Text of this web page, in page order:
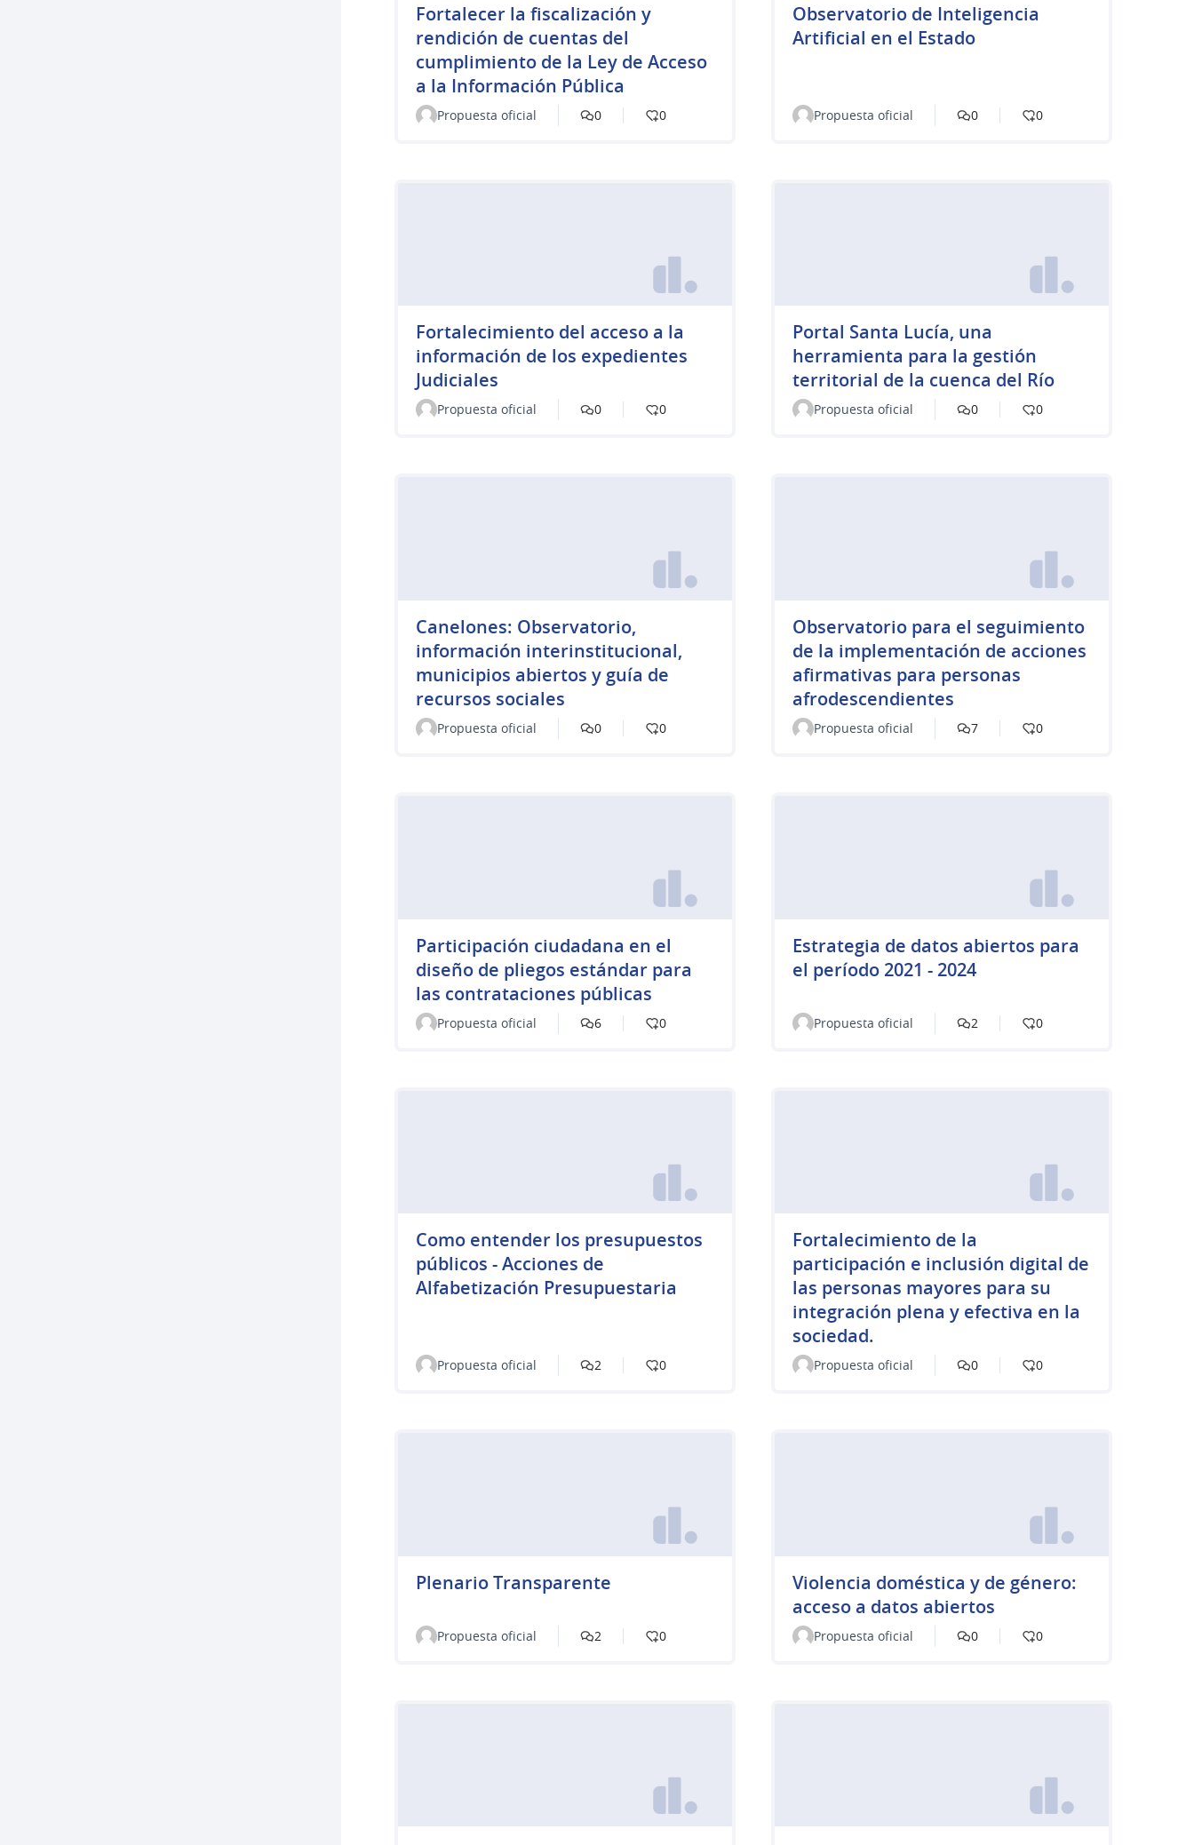
Fortalecer la fiscalización y
rendición de cuentas del
cumplimiento de la Ley de Acceso
a la Información Pública
Propuesta oficial 0 0
Observatorio de Inteligencia
Artificial en el Estado
Propuesta oficial 0 0
Fortalecimiento del acceso a la
información de los expedientes
Judiciales
Propuesta oficial 0 0
Portal Santa Lucía, una
herramienta para la gestión
territorial de la cuenca del Río
Propuesta oficial 0 0
Canelones: Observatorio,
información interinstitucional,
municipios abiertos y guía de
recursos sociales
Propuesta oficial 0 0
Observatorio para el seguimiento
de la implementación de acciones
afirmativas para personas
afrodescendientes
Propuesta oficial 7 0
Participación ciudadana en el
diseño de pliegos estándar para
las contrataciones públicas
Propuesta oficial 6 0
Estrategia de datos abiertos para
el período 2021 - 2024
Propuesta oficial 2 0
Como entender los presupuestos
públicos - Acciones de
Alfabetización Presupuestaria
Propuesta oficial 2 0
Fortalecimiento de la
participación e inclusión digital de
las personas mayores para su
integración plena y efectiva en la
sociedad.
Propuesta oficial 0 0
Plenario Transparente
Propuesta oficial 2 0
Violencia doméstica y de género:
acceso a datos abiertos
Propuesta oficial 0 0